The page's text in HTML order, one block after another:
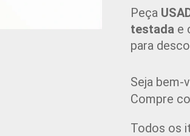
Peça
testada e
para
Seja bem-
Compre
Todos os